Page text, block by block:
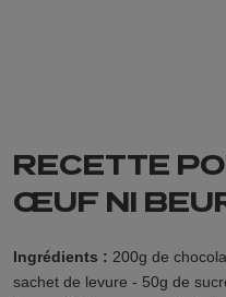
RECETTE
ŒUF NI
Ingrédients : 200g de
sachet de levure - 50g de